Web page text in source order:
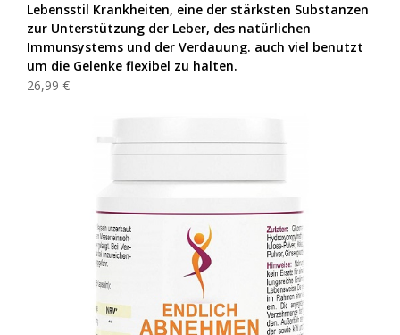
Lebensstil Krankheiten, eine der stärksten Substanzen
zur Unterstützung der Leber, des natürlichen
Immunsystems und der Verdauung. auch viel benutzt
um die Gelenke flexibel zu halten.
26,99 €